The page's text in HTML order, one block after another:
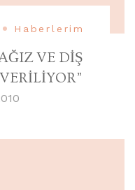
Haberlerim
VE DİŞ